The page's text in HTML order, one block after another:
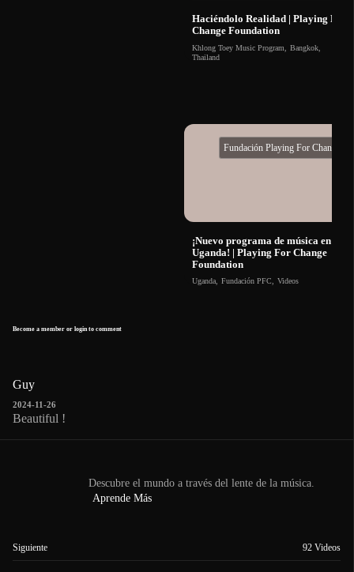
Haciéndolo Realidad | Playing For
Change Foundation
Khlong Toey Music Program Bangkok,
Thailand
Fundación Playing For Change
¡Nuevo programa de música en
Uganda! | Playing For Change
Foundation
Uganda, Fundación PFC Videos
Become a member or login to comment
Guy
2024-11-26
Beautiful !
Descubre el mundo a través del lente de la música.
Aprende Más
Siguiente 92 Videos